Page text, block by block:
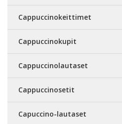
Cappuccinokeittimet
Cappuccinokupit
Cappuccinolautaset
Cappuccinosetit
Capuccino-lautaset